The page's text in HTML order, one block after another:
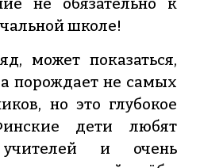
не обязательно к
школе!
может показаться,
порождает не самых
но это глубокое
дети любят
и очень